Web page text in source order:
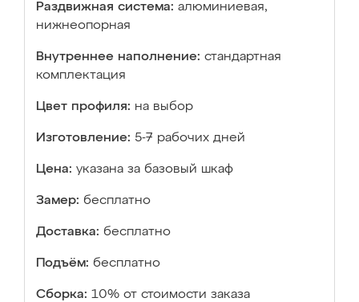
Раздвижная система: алюминиевая,
нижнеопорная
Внутреннее наполнение: стандартная
комплектация
Цвет профиля: на выбор
Изготовление: 5-7 рабочих дней
Цена: указана за базовый шкаф
Замер: бесплатно
Доставка: бесплатно
Подъём: бесплатно
Сборка: 10% от стоимости заказа